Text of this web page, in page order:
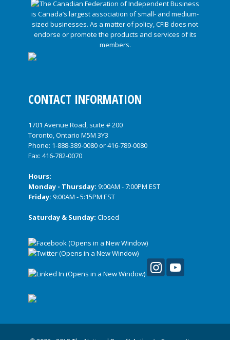
CONTACT INFORMATION
1701 Avenue Road, suite # 200
Toronto, Ontario M5M 3Y3
Phone: 1-888-389-0080or416-789-0080
Fax: 416-782-0070
Hours:
Monday - Thursday: 9:00AM - 7:00PM EST
Friday: 9:00AM - 5:15PM EST
Saturday & Sunday: Closed